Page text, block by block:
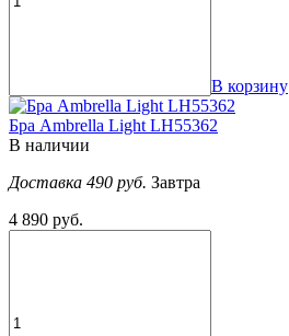
В корзину
Бра Ambrella Light LH55362
В наличии
Доставка 490 руб. Завтра
4 890 руб.